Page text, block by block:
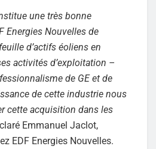
une très bonne
Energies Nouvelles de
d’actifs éoliens en
activités d’exploitation –
de GE et de
de cette industrie nous
cette acquisition dans les
Emmanuel Jaclot,
EDF Energies Nouvelles.